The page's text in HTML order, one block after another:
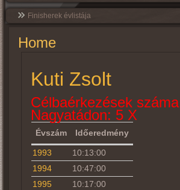
Finisherek évlistája
Home
Kuti Zsolt
Célbaérkezések száma
Nagyatádon: 5 X
Évszám Időeredmény
1993
10:13:00
1994
10:47:00
1995
10:17:00